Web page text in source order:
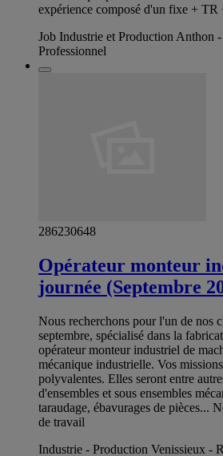
expérience composé d'un fixe + TR
Job Industrie et Production Anthon -
Professionnel
286230648
Opérateur monteur
journée (Septembre
Nous recherchons pour l'un de nos
septembre, spécialisé dans la
opérateur monteur industriel de
mécanique industrielle. Vos
polyvalentes. Elles seront entre
d'ensembles et sous ensembles
taraudage, ébavurages de pièces...
de travail
Industrie - Production Venissieux -